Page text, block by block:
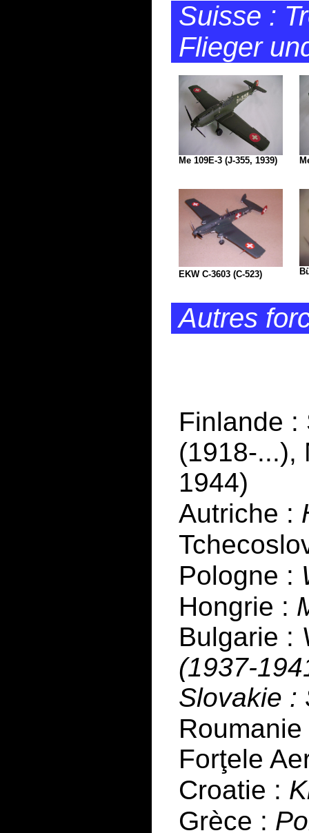
Suisse :
Flieger
Me 109E-3 (J-355, 1939)
EKW C-3603 (C-523)
Autres
Finlande :
(1918-...),
1944)
Autriche :
Pologne :
Hongrie :
Bulgarie :
(1937-
Slovakie :
Forţele
Croatie :
Grèce :